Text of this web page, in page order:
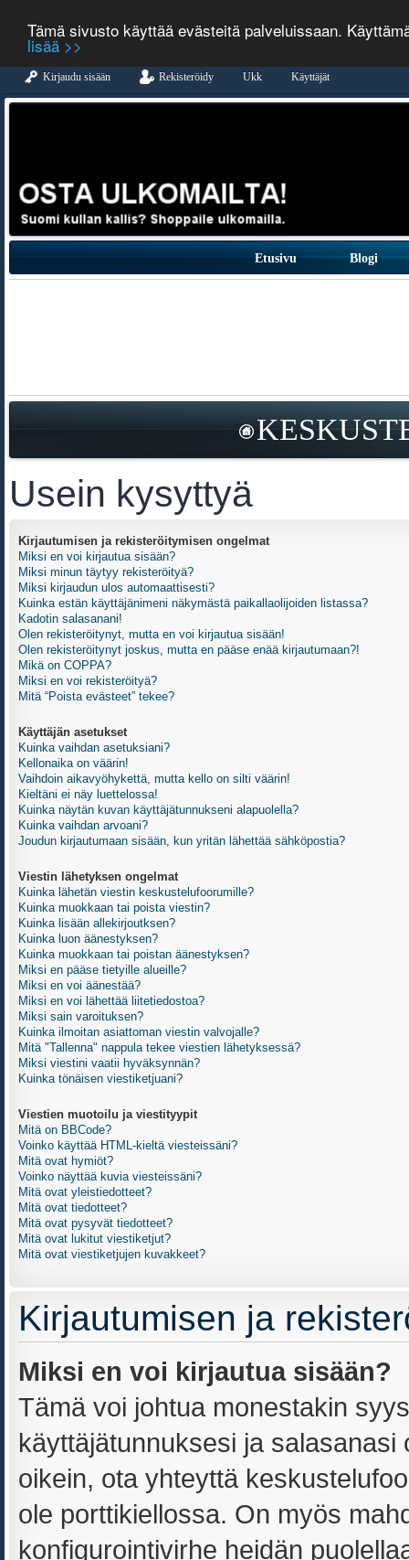
Tämä sivusto käyttää evästeitä palveluissaan.
lisää >>
Kirjaudu sisään Rekisteröidy Ukk Käyttäjät
Etusivu Blogi
Usein kysyttyä
Kirjautumisen ja rekisteröitymisen ongelmat
Miksi en voi kirjautua sisään?
Miksi minun täytyy rekisteröityä?
Miksi kirjaudun ulos automaattisesti?
Kuinka estän käyttäjänimeni näkymästä paikallaolijoiden listassa?
Kadotin salasanani!
Olen rekisteröitynyt, mutta en voi kirjautua sisään!
Olen rekisteröitynyt joskus, mutta en pääse enää kirjautumaan?!
Mikä on COPPA?
Miksi en voi rekisteröityä?
Mitä “Poista evästeet” tekee?
Käyttäjän asetukset
Kuinka vaihdan asetuksiani?
Kellonaika on väärin!
Vaihdoin aikavyöhykettä, mutta kello on silti väärin!
Kieltäni ei näy luettelossa!
Kuinka näytän kuvan käyttäjätunnukseni alapuolella?
Kuinka vaihdan arvoani?
Joudun kirjautumaan sisään, kun yritän lähettää sähköpostia?
Viestin lähetyksen ongelmat
Kuinka lähetän viestin keskustelufoorumille?
Kuinka muokkaan tai poista viestin?
Kuinka lisään allekirjoutksen?
Kuinka luon äänestyksen?
Kuinka muokkaan tai poistan äänestyksen?
Miksi en pääse tietyille alueille?
Miksi en voi äänestää?
Miksi en voi lähettää liitetiedostoa?
Miksi sain varoituksen?
Kuinka ilmoitan asiattoman viestin valvojalle?
Mitä "Tallenna" nappula tekee viestien lähetyksessä?
Miksi viestini vaatii hyväksynnän?
Kuinka tönäisen viestiketjuani?
Viestien muotoilu ja viestityypit
Mitä on BBCode?
Voinko käyttää HTML-kieltä viesteissäni?
Mitä ovat hymiöt?
Voinko näyttää kuvia viesteissäni?
Mitä ovat yleistiedotteet?
Mitä ovat tiedotteet?
Mitä ovat pysyvät tiedotteet?
Mitä ovat lukitut viestiketjut?
Mitä ovat viestiketjujen kuvakkeet?
Kirjautumisen ja
Miksi en voi kirjautua sisään?
Tämä voi johtua monestakin
käyttäjätunnuksesi ja
oikein, ota yhteyttä
ole porttikiellossa. On myös
konfigurointivirhe heidän